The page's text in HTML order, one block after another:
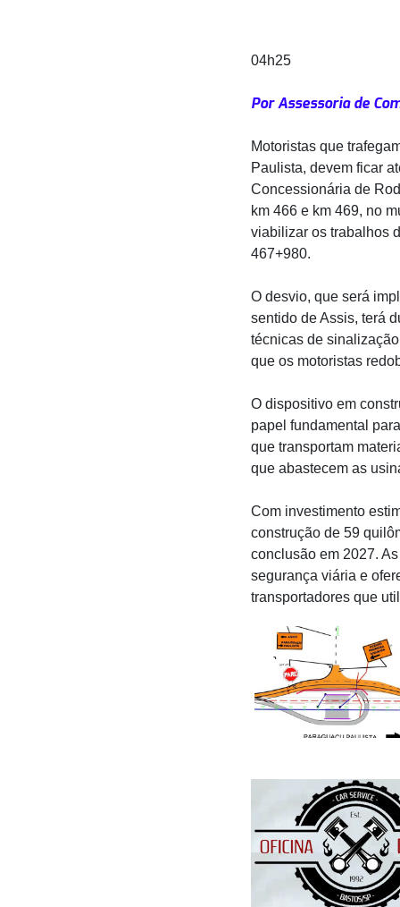
04h25
Por Assessoria de
Motoristas que
Paulista, devem ficar
Concessionária de
km 466 e km 469, no
viabilizar os trabalhos
467+980.
O desvio, que será
sentido de Assis, terá
técnicas de
que os motoristas
O dispositivo em
papel fundamental
que transportam
que abastecem as
Com investimento
construção de 59
conclusão em 2027.
segurança viária e
transportadores que